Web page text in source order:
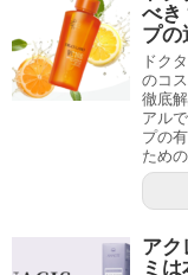
べき
プの
ドク
のコ
徹底
アル
プの
ため
アク
ミ